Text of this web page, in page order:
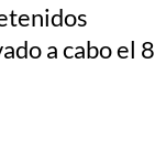
a cabo el 8